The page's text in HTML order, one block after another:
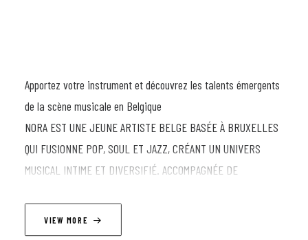
Apportez votre instrument et découvrez les talents émergents
de la scène musicale en Belgique
NORA EST UNE JEUNE ARTISTE BELGE BASÉE À BRUXELLES
QUI FUSIONNE POP, SOUL ET JAZZ, CRÉANT UN UNIVERS
MUSICAL INTIME ET DIVERSIFIÉ. ACCOMPAGNÉE DE
PROFONDES, METTANT EN VALEUR SA POLYVALENCE LYRIQUE
VIEW MORE